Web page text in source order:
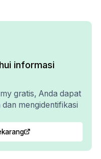
informasi
gratis, Anda dapat
mengidentifikasi